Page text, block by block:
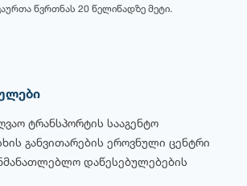
წვრთნას 20 წელიწადზე მეტი.
ტრანსპორტის სააგენტო
განვითარების ეროვნული ცენტრი
დაწესებულებების